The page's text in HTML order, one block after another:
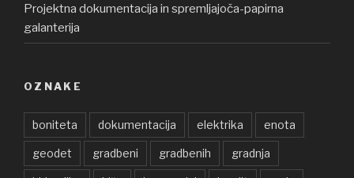
Projektna dokumentacija in spremljajoča-papirna
galanterija
OZNAKE
boniteta dokumentacija elektrika enota
geodet gradbeni gradbenih gradnja